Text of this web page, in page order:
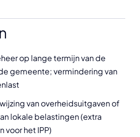
op lange termijn van de
gemeente; vermindering van
van overheidsuitgaven of
lokale belastingen (extra
voor het IPP)